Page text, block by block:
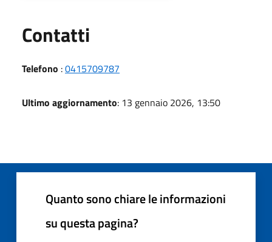
Contatti
Telefono :0415709787
Ultimo aggiornamento: 13 gennaio 2026, 13:50
Quanto sono chiare le informazioni
su questa pagina?